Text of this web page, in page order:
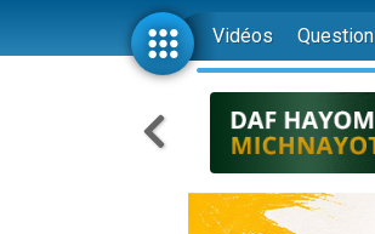
Vidéos